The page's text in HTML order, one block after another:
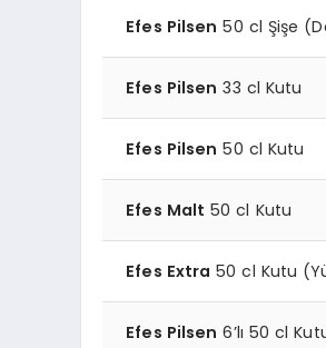
Efes Pilsen 50 cl Şişe
Efes Pilsen 33 cl Kutu
Efes Pilsen 50 cl Kutu
Efes Malt 50 cl Kutu
Efes Extra 50 cl Kutu
Efes Pilsen 6’lı 50 cl